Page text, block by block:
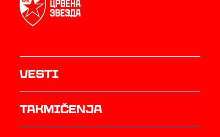
Vesti
Takmičenja